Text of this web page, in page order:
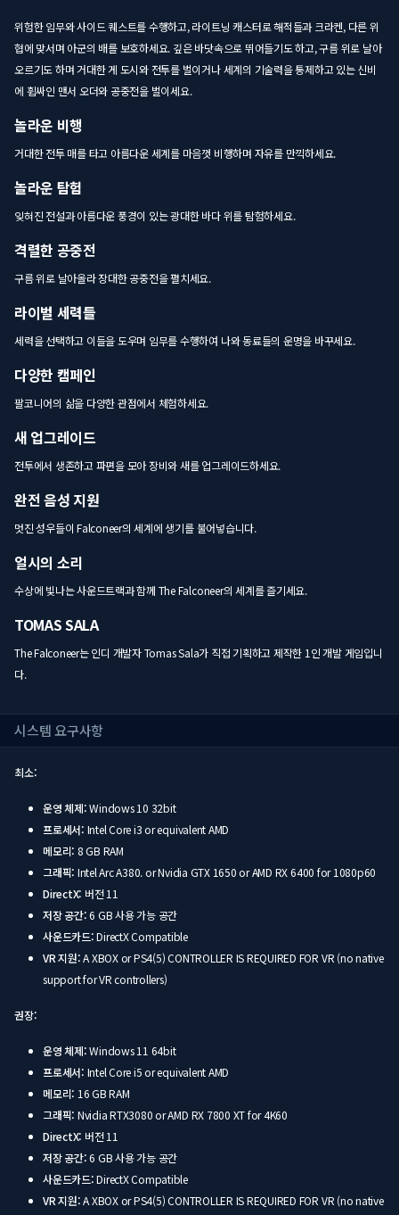
위험한 임무와 사이드 퀘스트를 수행하고, 라이트닝 캐스터로 해적들과 크라켄, 다른 위
협에 맞서며 아군의 배를 보호하세요. 깊은 바닷속으로 뛰어들기도 하고, 구름 위로 날아
오르기도 하며 거대한 게 도시와 전투를 벌이거나 세계의 기술력을 통제하고 있는 신비
에 휩싸인 맨서 오더와 공중전을 벌이세요.
놀라운 비행
거대한 전투 매를 타고 아름다운 세계를 마음껏 비행하며 자유를 만끽하세요.
놀라운 탐험
잊혀진 전설과 아름다운 풍경이 있는 광대한 바다 위를 탐험하세요.
격렬한 공중전
구름 위로 날아올라 장대한 공중전을 펼치세요.
라이벌 세력들
세력을 선택하고 이들을 도우며 임무를 수행하여 나와 동료들의 운명을 바꾸세요.
다양한 캠페인
팔코니어의 삶을 다양한 관점에서 체험하세요.
새 업그레이드
전투에서 생존하고 파편을 모아 장비와 새를 업그레이드하세요.
완전 음성 지원
멋진 성우들이 Falconeer의 세계에 생기를 불어넣습니다.
얼시의 소리
수상에 빛나는 사운드트랙과 함께 The Falconeer의 세계를 즐기세요.
TOMAS SALA
The Falconeer는 인디 개발자 Tomas Sala가 직접 기획하고 제작한 1인 개발 게임입니
다.
시스템 요구사항
최소:
운영 체제:Windows 10 32bit
프로세서: Intel Core i3 or equivalent AMD
메모리: 8 GB RAM
그래픽: Intel Arc A380. or Nvidia GTX 1650 or AMD RX 6400 for 1080p60
DirectX: 버전 11
저장 공간:6 GB 사용 가능 공간
사운드카드:DirectX Compatible
VR 지원:A XBOX or PS4(5) CONTROLLER IS REQUIRED FOR VR (no native
support for VR controllers)
권장:
운영 체제:Windows 11 64bit
프로세서: Intel Core i5 or equivalent AMD
메모리: 16 GB RAM
그래픽: Nvidia RTX3080 or AMD RX 7800 XT for 4K60
DirectX: 버전 11
저장 공간:6 GB 사용 가능 공간
사운드카드:DirectX Compatible
VR 지원:A XBOX or PS4(5) CONTROLLER IS REQUIRED FOR VR (no native